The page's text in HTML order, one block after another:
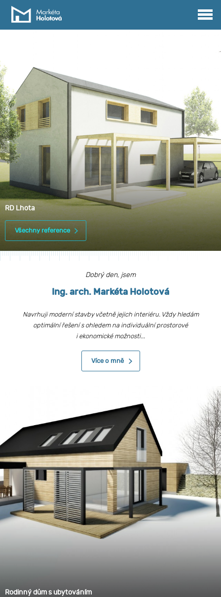
RD Lhota
Všechny reference
Dobrý den, jsem
Ing. arch. Markéta Holotová
Navrhuji moderní stavby včetně jejich interiéru. Vždy hledám
optimální řešení s ohledem na individuální prostorové
i ekonomické možnosti...
Více o mně
Rodinný dům s ubytováním